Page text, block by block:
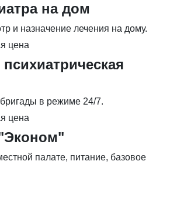
на дом
и назначение лечения на дому.
цена
в режиме 24/7.
цена
палате, питание, базовое